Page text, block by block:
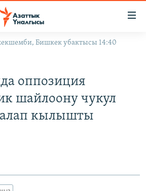
Бишкек убактысы 14:40
оппозиция
шайлоону чукул
кылышты